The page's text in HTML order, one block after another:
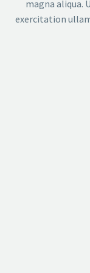
magna aliqua.
exercitation